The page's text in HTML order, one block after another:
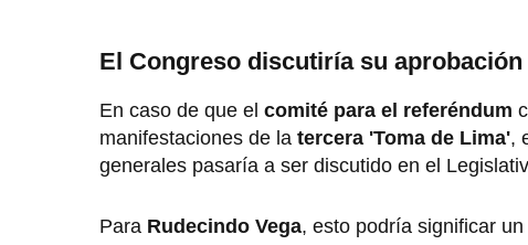
El Congreso discutiría su aprobación
En caso de que el comité para el referéndum
manifestaciones de la tercera 'Toma de Lima',
generales pasaría a ser discutido en el
Para Rudecindo Vega, esto podría significar